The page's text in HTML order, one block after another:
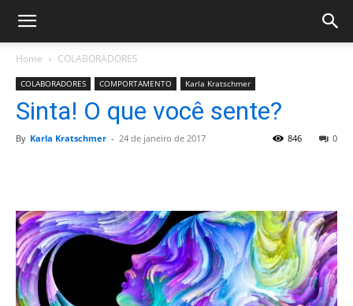
Home COLABORADORES
COLABORADORES COMPORTAMENTO Karla Kratschmer
Sinta! O que você sente?
By Karla Kratschmer - 24 de janeiro de 2017 0
846